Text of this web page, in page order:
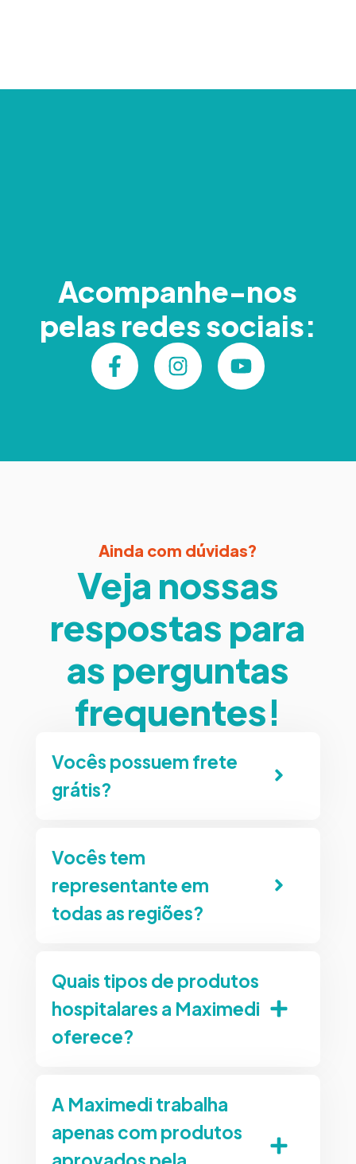
Acompanhe-nos
pelas redes sociais:
Ainda com dúvidas?
Veja nossas
respostas para
as perguntas
frequentes!
Vocês possuem frete
grátis?
Vocês tem
representante em
todas as regiões?
Quais tipos de produtos
hospitalares a Maximedi
oferece?
A Maximedi trabalha
apenas com produtos